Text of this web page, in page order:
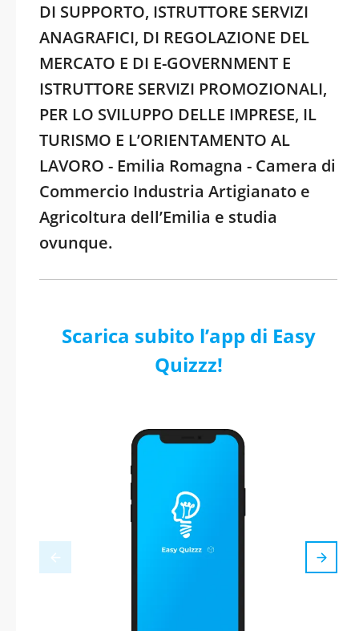
DI SUPPORTO, ISTRUTTORE SERVIZI
ANAGRAFICI, DI REGOLAZIONE DEL
MERCATO E DI E-GOVERNMENT E
ISTRUTTORE SERVIZI PROMOZIONALI,
PER LO SVILUPPO DELLE IMPRESE, IL
TURISMO E L’ORIENTAMENTO AL
LAVORO - Emilia Romagna - Camera di
Commercio Industria Artigianato e
Agricoltura dell’Emilia e studia
ovunque.
Scarica subito l’app di Easy
Quizzz!